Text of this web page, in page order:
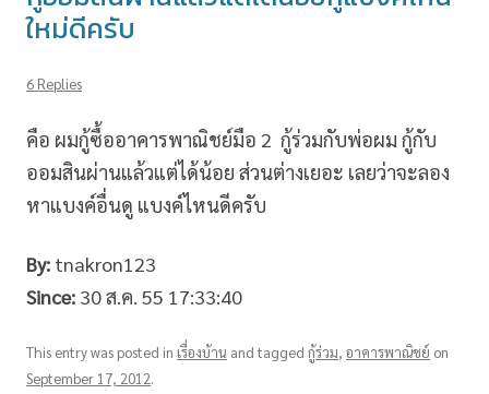
ใหม่ดีครับ
6 Replies
คือ ผมกู้ซื้ออาคารพาณิชย์มือ 2 กู้ร่วมกับพ่อผม กู้กับ
ออมสินผ่านแล้วแต่ได้น้อย ส่วนต่างเยอะ เลยว่าจะลอง
หาแบงค์อื่นดู แบงค์ไหนดีครับ
By: tnakron123
Since: 30 ส.ค. 55 17:33:40
This entry was posted in เรื่องบ้าน and tagged กู้ร่วม, อาคารพาณิชย์ on
September 17, 2012.